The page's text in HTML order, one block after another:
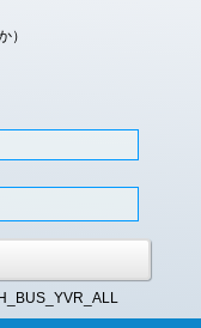
）